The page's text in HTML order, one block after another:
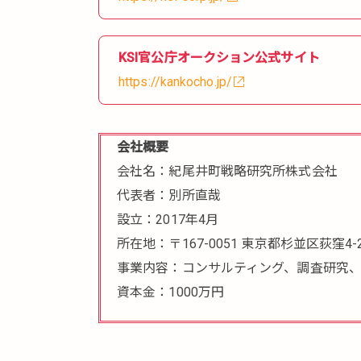
KSI官公庁オークション公式サイト
https://kankocho.jp/
会社概要
会社名：紀尾井町戦略研究所株式会社
代表者：別所直哉
設立：2017年4月
所在地：〒167-0051 東京都杉並区荻窪4-
事業内容：コンサルティング、調査研究
資本金：1000万円